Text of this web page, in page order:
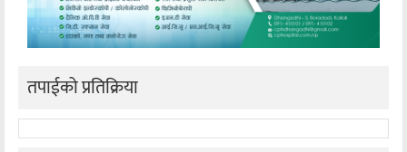
तपाईको प्रतिक्रिया